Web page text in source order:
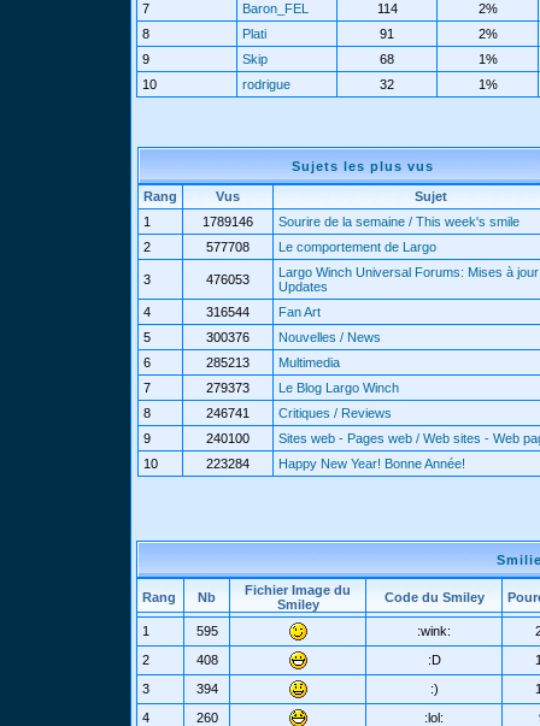
7
Baron_FEL 114
2%
8
Plati 91
2%
9
Skip 68
1%
10
rodrigue 32 1%
Sujets les plus vus
Rang Vus
Sujet
1
1789146
Sourire de la semaine / This week's smile
2
577708 Le comportement de Largo
3 476053
Largo Winch Universal Forums: Mises à
Updates
4
316544
Fan Art
5
300376
Nouvelles / News
6
285213
Multimedia
7
279373
Le Blog Largo Winch
8
246741
Critiques / Reviews
9
240100
Sites web - Pages web / Web sites - Web
10
223284 Happy New Year! Bonne Année!
Rang Nb
Fichier Image du
Smiley
Code du Smiley
1 595 :wink:
2
408 :D
3
394 :)
4
260 :lol: